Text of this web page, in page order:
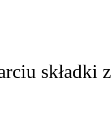
składki